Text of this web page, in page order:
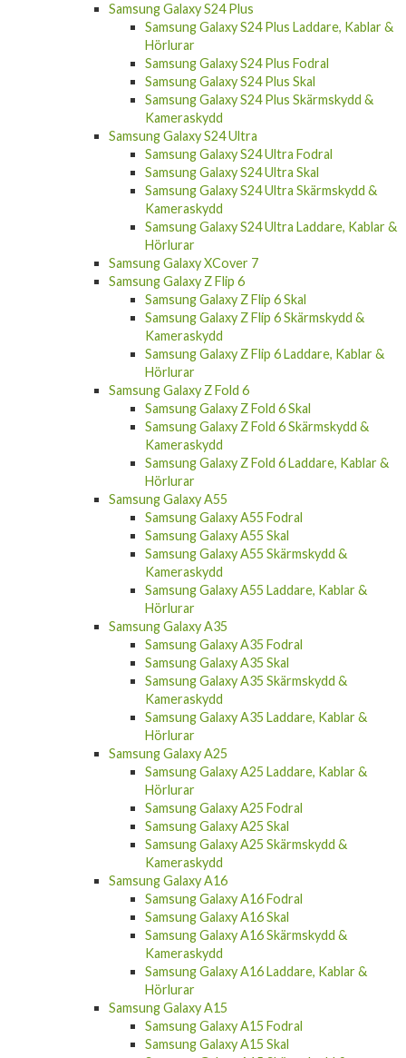
Samsung Galaxy S24 Plus
Samsung Galaxy S24 Plus Laddare, Kablar &
Hörlurar
Samsung Galaxy S24 Plus Fodral
Samsung Galaxy S24 Plus Skal
Samsung Galaxy S24 Plus Skärmskydd &
Kameraskydd
Samsung Galaxy S24 Ultra
Samsung Galaxy S24 Ultra Fodral
Samsung Galaxy S24 Ultra Skal
Samsung Galaxy S24 Ultra Skärmskydd &
Kameraskydd
Samsung Galaxy S24 Ultra Laddare, Kablar &
Hörlurar
Samsung Galaxy XCover 7
Samsung Galaxy Z Flip 6
Samsung Galaxy Z Flip 6 Skal
Samsung Galaxy Z Flip 6 Skärmskydd &
Kameraskydd
Samsung Galaxy Z Flip 6 Laddare, Kablar &
Hörlurar
Samsung Galaxy Z Fold 6
Samsung Galaxy Z Fold 6 Skal
Samsung Galaxy Z Fold 6 Skärmskydd &
Kameraskydd
Samsung Galaxy Z Fold 6 Laddare, Kablar &
Hörlurar
Samsung Galaxy A55
Samsung Galaxy A55 Fodral
Samsung Galaxy A55 Skal
Samsung Galaxy A55 Skärmskydd &
Kameraskydd
Samsung Galaxy A55 Laddare, Kablar &
Hörlurar
Samsung Galaxy A35
Samsung Galaxy A35 Fodral
Samsung Galaxy A35 Skal
Samsung Galaxy A35 Skärmskydd &
Kameraskydd
Samsung Galaxy A35 Laddare, Kablar &
Hörlurar
Samsung Galaxy A25
Samsung Galaxy A25 Laddare, Kablar &
Hörlurar
Samsung Galaxy A25 Fodral
Samsung Galaxy A25 Skal
Samsung Galaxy A25 Skärmskydd &
Kameraskydd
Samsung Galaxy A16
Samsung Galaxy A16 Fodral
Samsung Galaxy A16 Skal
Samsung Galaxy A16 Skärmskydd &
Kameraskydd
Samsung Galaxy A16 Laddare, Kablar &
Hörlurar
Samsung Galaxy A15
Samsung Galaxy A15 Fodral
Samsung Galaxy A15 Skal